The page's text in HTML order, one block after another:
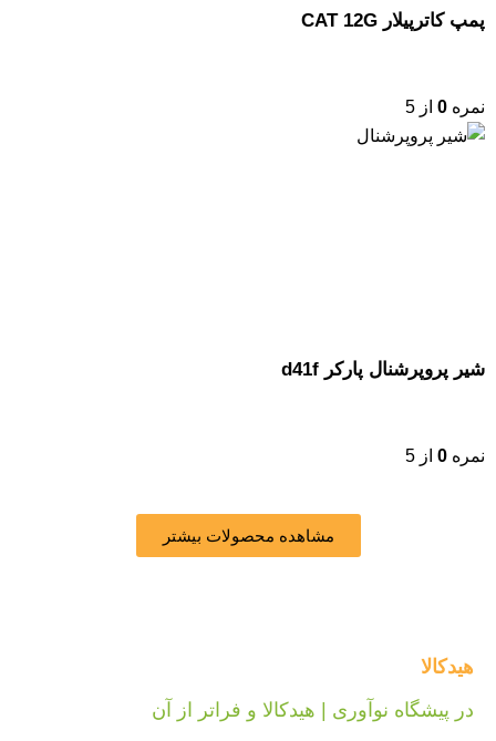
پمپ کاترپیلار CAT 12G
نمره 0 از 5
شیر پروپرشنال پارکر d41f
نمره 0 از 5
مشاهده محصولات بیشتر
هیدکالا
در پیشگاه نوآوری | هیدکالا و فراتر از آن